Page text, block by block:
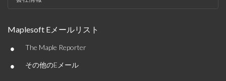
Maplesoft Eメールリスト
• The Maple Reporter
• その他のEメール